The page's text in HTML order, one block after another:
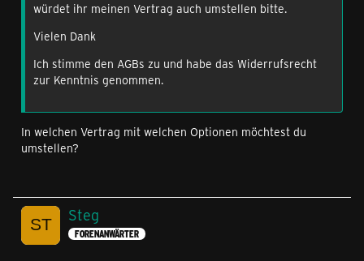
würdet ihr meinen Vertrag auch umstellen bitte.
Vielen Dank
Ich stimme den AGBs zu und habe das Widerrufsrecht
zur Kenntnis genommen.
In welchen Vertrag mit welchen Optionen möchtest du
umstellen?
Steg
FORENANWÄRTER